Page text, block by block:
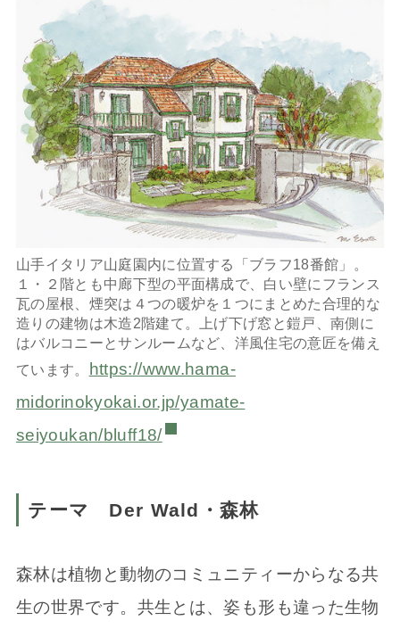
山手イタリア山庭園内に位置する「ブラフ18番館」。
１・２階とも中廊下型の平面構成で、白い壁にフランス
瓦の屋根、煙突は４つの暖炉を１つにまとめた合理的な
造りの建物は木造2階建て。上げ下げ窓と鎧戸、南側に
はバルコニーとサンルームなど、洋風住宅の意匠を備え
ています。
https://www.hama-
midorinokyokai.or.jp/yamate-
seiyoukan/bluff18/
テーマ Der Wald・森林
森林は植物と動物のコミュニティーからなる共
生の世界です。共生とは、姿も形も違った生物